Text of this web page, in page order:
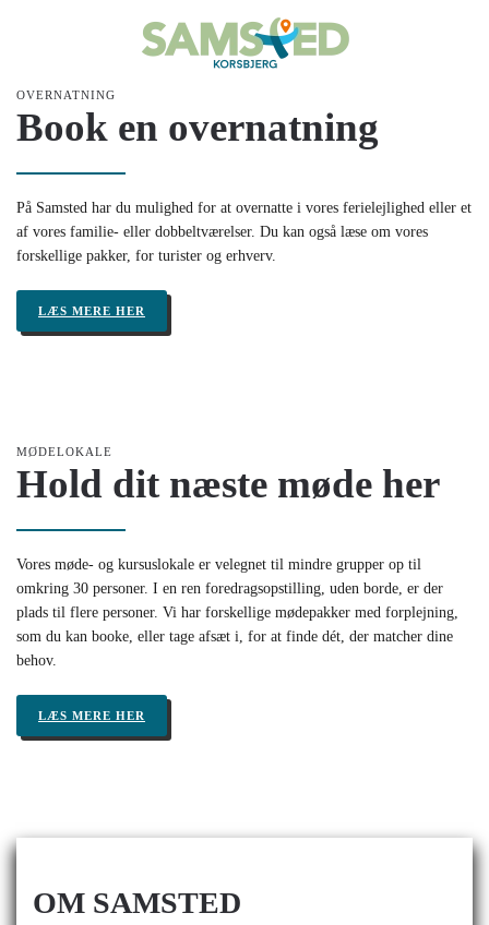
Skip to main content
OVERNATNING
Book en overnatning
På Samsted har du mulighed for at overnatte i vores ferielejlighed eller et
af vores familie- eller dobbeltværelser. Du kan også læse om vores
forskellige pakker, for turister og erhverv.
LÆS MERE HER
MØDELOKALE
Hold dit næste møde her
Vores møde- og kursuslokale er velegnet til mindre grupper op til
omkring 30 personer. I en ren foredragsopstilling, uden borde, er der
plads til flere personer. Vi har forskellige mødepakker med forplejning,
som du kan booke, eller tage afsæt i, for at finde dét, der matcher dine
behov.
LÆS MERE HER
OM SAMSTED